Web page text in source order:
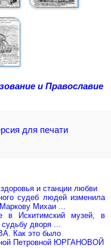
и Православие
для печати
и станции любви
судеб людей изменила
Михаи ...
в Искитимский музей, в
дворя ...
Как это было
Петровной ЮРГАНОВОЙ